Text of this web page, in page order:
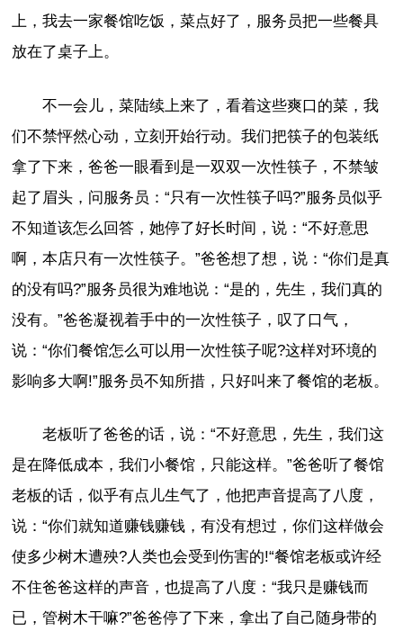
上，我去一家餐馆吃饭，菜点好了，服务员把一些餐具
放在了桌子上。
不一会儿，菜陆续上来了，看着这些爽口的菜，我
们不禁怦然心动，立刻开始行动。我们把筷子的包装纸
拿了下来，爸爸一眼看到是一双双一次性筷子，不禁皱
起了眉头，问服务员：“只有一次性筷子吗?”服务员似乎
不知道该怎么回答，她停了好长时间，说：“不好意思
啊，本店只有一次性筷子。”爸爸想了想，说：“你们是真
的没有吗?”服务员很为难地说：“是的，先生，我们真的
没有。”爸爸凝视着手中的一次性筷子，叹了口气，
说：“你们餐馆怎么可以用一次性筷子呢?这样对环境的
影响多大啊!”服务员不知所措，只好叫来了餐馆的老板。
老板听了爸爸的话，说：“不好意思，先生，我们这
是在降低成本，我们小餐馆，只能这样。”爸爸听了餐馆
老板的话，似乎有点儿生气了，他把声音提高了八度，
说：“你们就知道赚钱赚钱，有没有想过，你们这样做会
使多少树木遭殃?人类也会受到伤害的!“餐馆老板或许经
不住爸爸这样的声音，也提高了八度：“我只是赚钱而
已，管树木干嘛?”爸爸停了下来，拿出了自己随身带的